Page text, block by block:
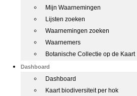
Mijn Waarnemingen
Lijsten zoeken
Waarnemingen zoeken
Waarnemers
Botanische Collectie op de Kaart
Dashboard
Dashboard
Kaart biodiversiteit per hok